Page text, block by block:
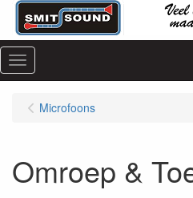
Menu
Microfoons
Omroep &